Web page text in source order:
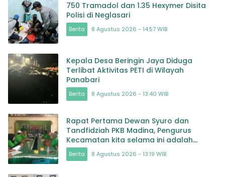
750 Tramadol dan 1.35 Hexymer Disita
Polisi di Neglasari
Berita 8 Agustus 2026 - 14:57 WIB
Kepala Desa Beringin Jaya Diduga
Terlibat Aktivitas PETI di Wilayah
Panabari
Berita 8 Agustus 2026 - 13:40 WIB
Rapat Pertama Dewan Syuro dan
Tandfidziah PKB Madina, Pengurus
Kecamatan kita selama ini adalah
Tokoh
Berita 8 Agustus 2026 - 13:19 WIB